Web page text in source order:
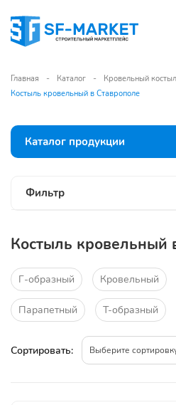
Главная Каталог
Кровельный
Костыль кровельный в Ставрополе
Каталог продукции
Фильтр
Костыль кровельный
Г-образный Кровельный
Парапетный Т-образный
Сортировать: Выберите